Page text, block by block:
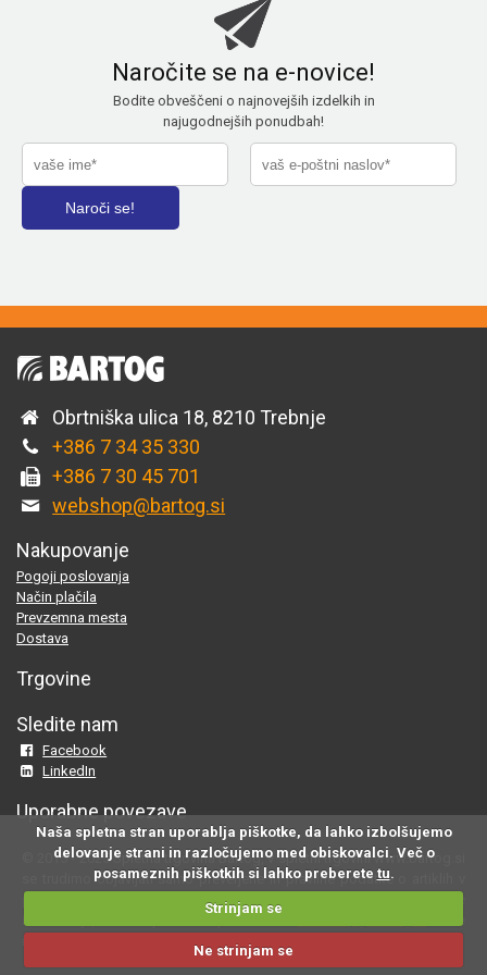
Naročite se na e-novice!
Bodite obveščeni o najnovejših izdelkih in
najugodnejših ponudbah!
Obrtniška ulica 18, 8210 Trebnje
+386 7 34 35 330
+386 7 30 45 701
webshop@bartog.si
Nakupovanje
Pogoji poslovanja
Način plačila
Prevzemna mesta
Dostava
Trgovine
Sledite nam
Facebook
LinkedIn
Uporabne povezave
© 2015 - 2025 Spletna trgovina Bartog, v spletni trgovini www.bartog.si
se trudimo objavljati samo preverjene in pravilne podatke o artiklih v
ponudbi; če na naši strani odkrijete neresnične oziroma neustrezne
informacije, nam to prosimo sporočite na
. Slike
izdelkov so simbolične. Cene že vsebujejo DDV.
Naša spletna stran uporablja piškotke, da lahko izbolšujemo
delovanje strani in razločujemo med obiskovalci. Več o
posameznih piškotkih si lahko preberete tu.
Strinjam se
Ne strinjam se